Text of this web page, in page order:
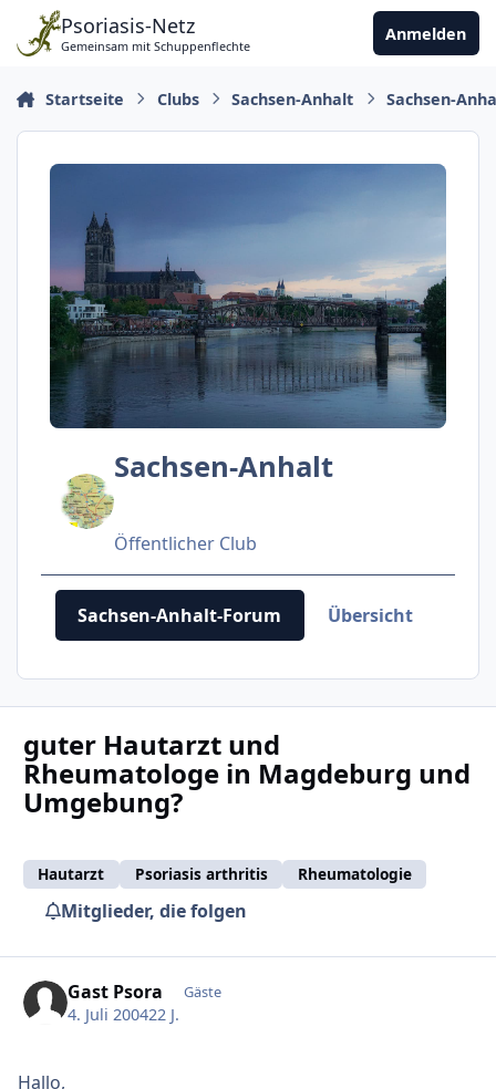
Zu Inhalt springen
Psoriasis-Netz
Gemeinsam mit Schuppenflechte
Anmelden
Startseite Clubs Sachsen-Anhalt Sachsen-
Sachsen-Anhalt
Öffentlicher Club
Sachsen-Anhalt-Forum Übersicht
guter Hautarzt und
Rheumatologe in Magdeburg und
Umgebung?
Hautarzt Psoriasis arthritis Rheumatologie
Mitglieder, die folgen
Gast Psora Gäste
4. Juli 200422 J.
Hallo,